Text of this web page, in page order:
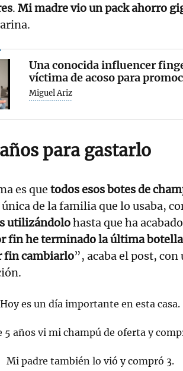
. Mi madre vio un pack ahorro
Una conocida influencer
víctima de acoso para
Miguel Ariz
para gastarlo
es que todos esos botes de
de la familia que lo usaba,
utilizándolohasta que ha
fin he terminado la última
fin cambiarlo”, acaba el post, con
Hoy es un día importante en esta casa.
5 años vi mi champú de oferta y
Mi padre también lo vió y compró 3.